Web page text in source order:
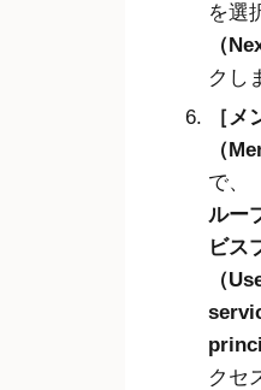
を選
（
クし
メ
（
で、
ルー
ビス
（
クセ